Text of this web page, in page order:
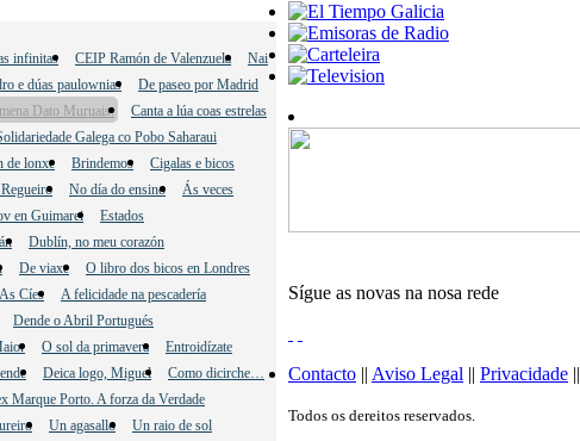
infinitas CEIP Ramón de Valenzuela
Nai
e dúas paulownias
De paseo por Madrid
Dato Muruais.
Canta a lúa coas estrelas
Galega co Pobo Saharaui
de lonxe Brindemos
Cigalas e bicos
No día do ensino
Ás veces
en Guimarei
Estados
Dublín, no meu corazón
De viaxe
O libro dos bicos en Londres
As Cíes
A felicidade na pescadería
Dende o Abril Portugués
O sol da primavera
Entroidízate
Deica logo, Miguel
Como dicirche…
Marque Porto. A forza da Verdade
Un agasallo
Un raio de sol
Sígue as novas na nosa rede
Contacto || Aviso Legal || Privacidade ||
Todos os dereitos reservados.